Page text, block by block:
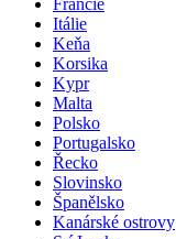
Francie
Itálie
Keňa
Korsika
Kypr
Malta
Polsko
Portugalsko
Řecko
Slovinsko
Španělsko
Kanárské ostrovy